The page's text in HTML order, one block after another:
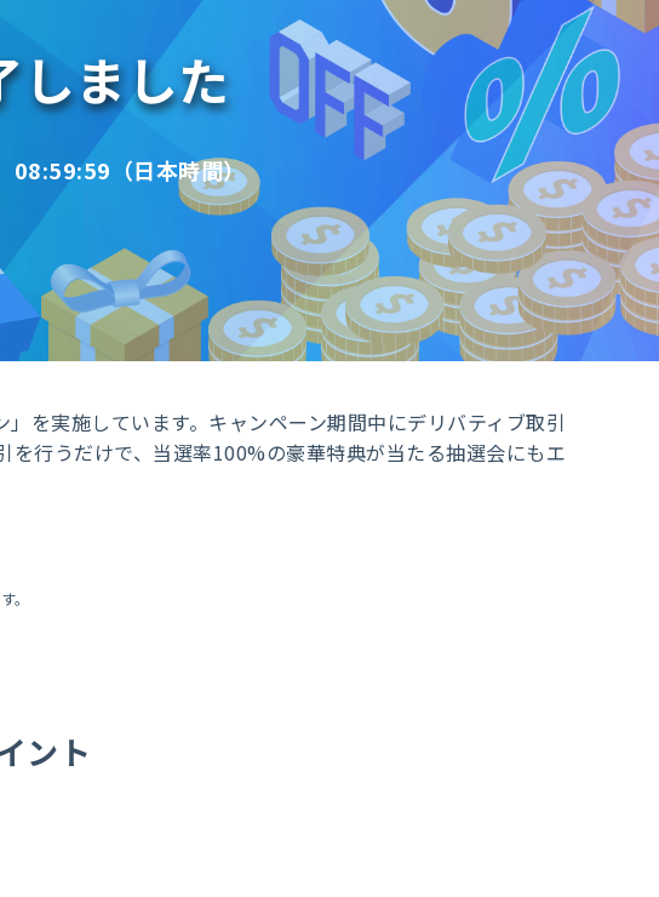
しました
08:59:59（日本時間）
を実施しています。キャンペーン期間中にデリバティブ取引
行うだけで、当選率100%の豪華特典が当たる抽選会にもエ
。
ント